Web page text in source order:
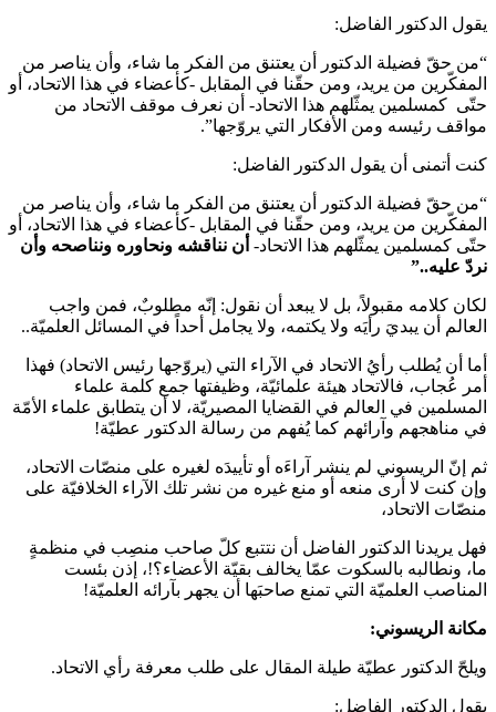
يقول الدكتور الفاضل:
“من حقّ فضيلة الدكتور أن يعتنق من الفكر ما شاء، وأن يناصر من
المفكّرين من يريد، ومن حقّنا في المقابل -كأعضاء في هذا الاتحاد، أو
حتّى كمسلمين يمثّلهم هذا الاتحاد- أن نعرف موقف الاتحاد من
مواقف رئيسه ومن الأفكار التي يروّجها”.
كنت أتمنى أن يقول الدكتور الفاضل:
“من حقّ فضيلة الدكتور أن يعتنق من الفكر ما شاء، وأن يناصر من
المفكّرين من يريد، ومن حقّنا في المقابل -كأعضاء في هذا الاتحاد، أو
حتّى كمسلمين يمثّلهم هذا الاتحاد- أن نناقشه ونحاوره ونناصحه وأن
نردّ عليه..”
لكان كلامه مقبولاً، بل لا يبعد أن نقول: إنّه مطلوبٌ، فمن واجب
العالم أن يبديَ رأيَه ولا يكتمه، ولا يجامل أحداً في المسائل العلميّة..
أما أن يُطلب رأيُ الاتحاد في الآراء التي (يروّجها رئيس الاتحاد) فهذا
أمر عُجاب، فالاتحاد هيئة علمائيّة، وظيفتها جمع كلمة علماء
المسلمين في العالم في القضايا المصيريّة، لا أن يتطابق علماء الأمّة
في مناهجهم وآرائهم كما يُفهم من رسالة الدكتور عطيّة!
ثم إنّ الريسوني لم ينشر آراءَه أو تأييدَه لغيره على منصّات الاتحاد،
وإن كنت لا أرى منعه أو منع غيره من نشر تلك الآراء الخلافيّة على
منصّات الاتحاد،
فهل يريدنا الدكتور الفاضل أن نتتبع كلّ صاحب منصِب في منظمةٍ
ما، ونطالبه بالسكوت عمّا يخالف بقيّة الأعضاء؟!، إذن بئست
المناصب العلميّة التي تمنع صاحبَها أن يجهر بآرائه العلميّة!
مكانة الريسوني:
ويلحّ الدكتور عطيّة طيلة المقال على طلب معرفة رأي الاتحاد.
يقول الدكتور الفاضل: